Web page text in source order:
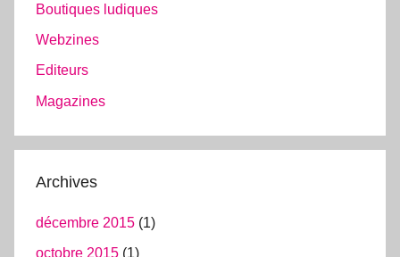
Boutiques ludiques
Webzines
Editeurs
Magazines
Archives
décembre 2015 (1)
octobre 2015 (1)